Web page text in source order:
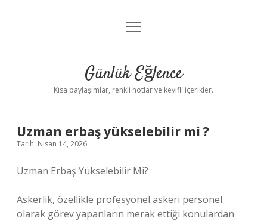
Anasayfa
Yasal Uyarı
menüyü
Günlük Eğlence
Kısa paylaşımlar, renkli notlar ve keyifli içerikler.
Uzman erbaş yükselebilir mi ?
Tarih: Nisan 14, 2026
Uzman Erbaş Yükselebilir Mi?
Askerlik, özellikle profesyonel askeri personel
olarak görev yapanların merak ettiği konulardan